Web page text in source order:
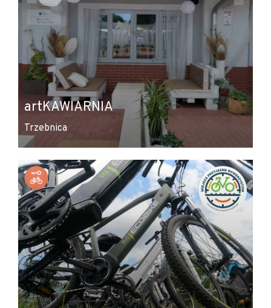
artKAWIARNIA
Trzebnica